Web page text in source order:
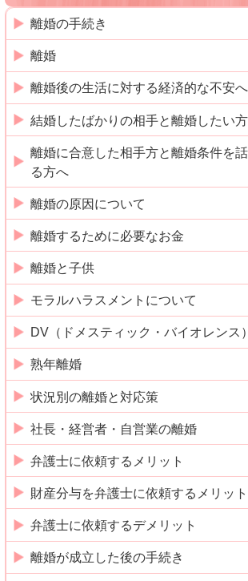
離婚の手続き
離婚
離婚後の生活に対する経済的な不安
結婚したばかりの相手と離婚したい
離婚に合意した相手方と離婚条件を
る方へ
離婚の原因について
離婚するために必要なお金
離婚と子供
モラルハラスメントについて
DV（ドメスティック・バイオレンス
熟年離婚
状況別の離婚と対応策
社長・経営者・自営業の離婚
弁護士に依頼するメリット
財産分与を弁護士に依頼するメリット
弁護士に依頼するデメリット
離婚が成立した後の手続き